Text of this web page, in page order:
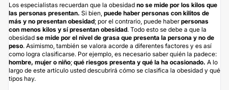
Los especialistas recuerdan que la obesidad no se mide por los kilos que
las personas presentan. Si bien, puede haber personas con kilitos de
más y no presentan obesidad; por el contrario, puede haber personas
con menos kilos y sí presentan obesidad. Todo esto se debe a que la
obesidad se mide por el nivel de grasa que presenta la persona y no de
peso. Asimismo, también se valora acorde a diferentes factores y es así
como logra clasificarse. Por ejemplo, es necesario saber quién la padece:
hombre, mujer o niño; qué riesgos presenta y qué la ha ocasionado. A lo
largo de este artículo usted descubrirá cómo se clasifica la obesidad y qué
tipos hay.